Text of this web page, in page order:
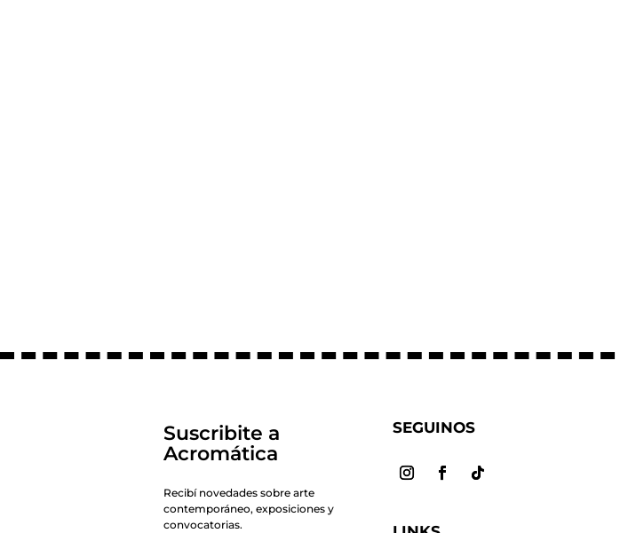
Suscribite a
Acromática
Recibí novedades sobre arte
contemporáneo, exposiciones y
convocatorias.
SEGUINOS